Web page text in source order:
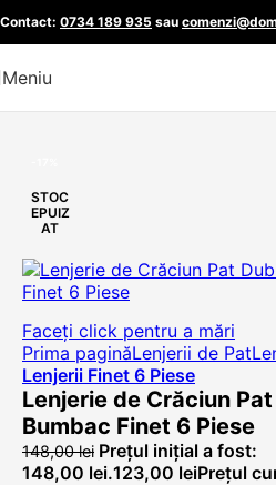
Skip to navigationSkip to
Contact: 0734 189 935 sau
Meniu
STOC
EPUIZ
AT
Faceți click pentru a mări
Prima paginăLenjerii de Pat
Lenjerii Finet 6 Piese
Lenjerie de Crăciun
Bumbac Finet 6 Piese
148,00lei Prețul inițial a fost:
148,00 lei.123,00 leiPrețul